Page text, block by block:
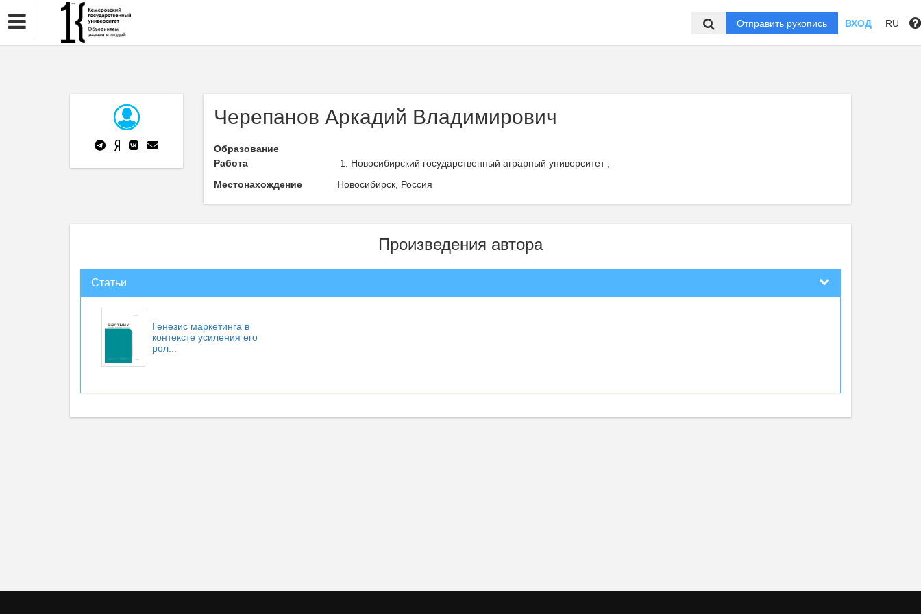
Отправить рукопись ВХОД RU
Черепанов Аркадий Владимирович
Образование
Работа
Новосибирский государственный аграрный университет ,
Местонахождение
Новосибирск, Россия
Произведения автора
Статьи
Генезис маркетинга в
контексте усиления его
рол...